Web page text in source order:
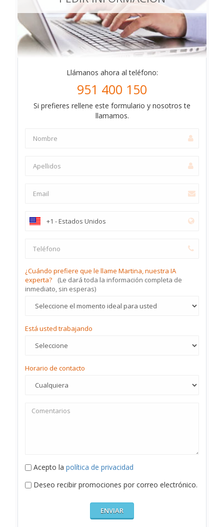
Llámanos ahora al teléfono:
951 400 150
Si prefieres rellene este formulario y nosotros te
llamamos.
¿Cuándo prefiere que le llame Martina, nuestra IA
experta?
(Le dará toda la información completa de
inmediato, sin esperas)
Está usted trabajando
Horario de contacto
Acepto la política de privacidad
Deseo recibir promociones por correo electrónico.